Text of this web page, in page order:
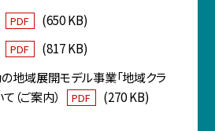
PDF
(650 KB)
PDF
(817 KB)
地域展開モデル事業「地域クラ
（ご案内）
PDF (270 KB)